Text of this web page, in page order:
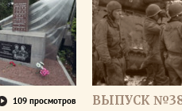
109 просмотров ВЫПУСК